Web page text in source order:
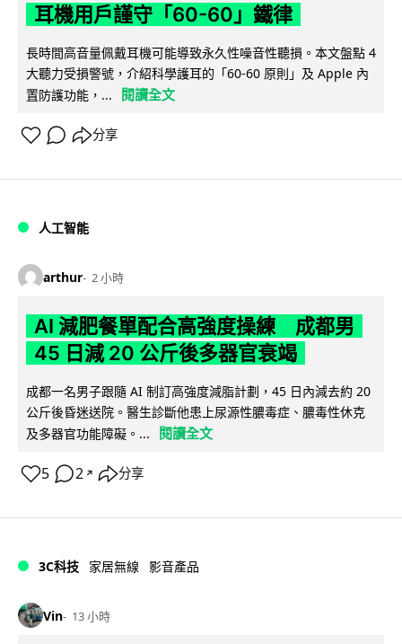
耳機用戶謹守「60-60」鐵律
長時間高音量佩戴耳機可能導致永久性噪音性聽損。本文盤點 4
大聽力受損警號，介紹科學護耳的「60-60 原則」及 Apple 內
置防護功能，...
閱讀全文
分享
人工智能
arthur 2 小時
AI 減肥餐單配合高強度操練 成都男
45 日減 20 公斤後多器官衰竭
成都一名男子跟隨 AI 制訂高強度減脂計劃，45 日內減去約 20
公斤後昏迷送院。醫生診斷他患上尿源性膿毒症、膿毒性休克
及多器官功能障礙。...
閱讀全文
5 2 ↗ 分享
3C科技 家居無線 影音產品
Vin 13 小時